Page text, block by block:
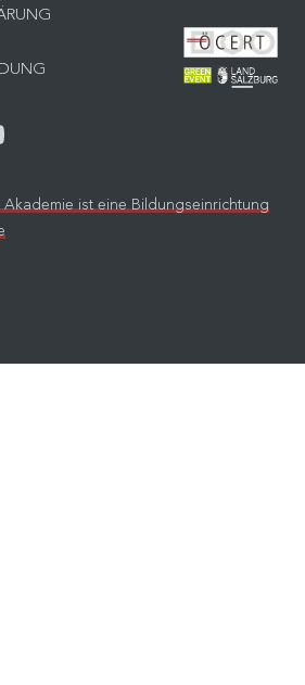
Akademie ist eine Bildungseinrichtung